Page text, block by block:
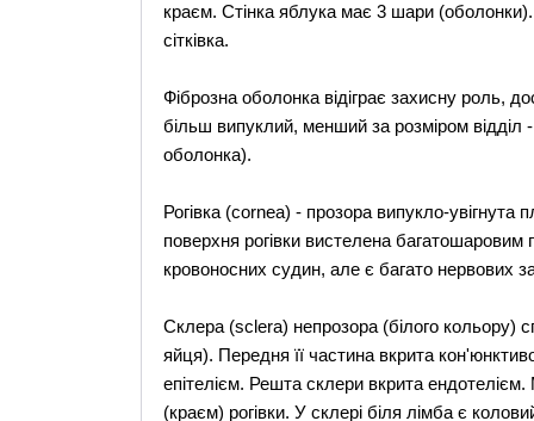
краєм. Стінка яблука має 3 шари
сітківка.
Фіброзна оболонка відіграє захисну роль,
більш випуклий, менший за розміром відділ -
оболонка).
Рогівка (cornea) - прозора випукло-
поверхня рогівки вистелена
кровоносних судин, але є багато нервових
Склера (sclera) непрозора (білого кольору)
яйця). Передня її частина вкрита
епітелієм. Решта склери вкрита
(краєм) рогівки. У склері біля лімба є